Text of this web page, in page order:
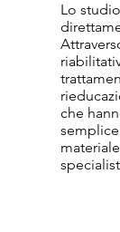
Lo
che